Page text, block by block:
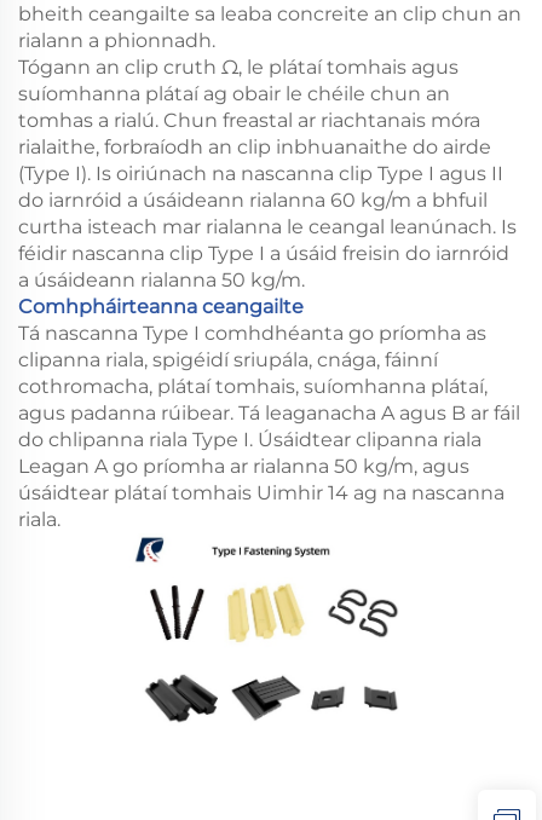
bheith ceangailte sa leaba concreite an clip chun an
rialann a phionnadh.
Tógann an clip cruth Ω, le plátaí tomhais agus
suíomhanna plátaí ag obair le chéile chun an
tomhas a rialú. Chun freastal ar riachtanais móra
rialaithe, forbraíodh an clip inbhuanaithe do airde
(Type I). Is oiriúnach na nascanna clip Type I agus II
do iarnróid a úsáideann rialanna 60 kg/m a bhfuil
curtha isteach mar rialanna le ceangal leanúnach. Is
féidir nascanna clip Type I a úsáid freisin do iarnróid
a úsáideann rialanna 50 kg/m.
Comhpháirteanna ceangailte
Tá nascanna Type I comhdhéanta go príomha as
clipanna riala, spigéidí sriupála, cnága, fáinní
cothromacha, plátaí tomhais, suíomhanna plátaí,
agus padanna rúibear. Tá leaganacha A agus B ar fáil
do chlipanna riala Type I. Úsáidtear clipanna riala
Leagan A go príomha ar rialanna 50 kg/m, agus
úsáidtear plátaí tomhais Uimhir 14 ag na nascanna
riala.